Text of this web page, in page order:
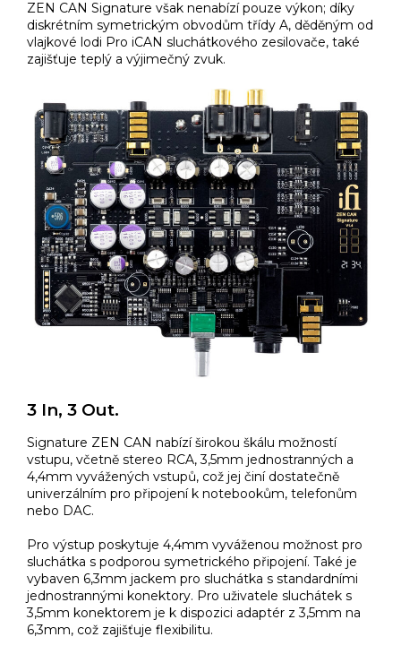
ZEN CAN Signature však nenabízí pouze výkon; díky
diskrétním symetrickým obvodům třídy A, děděným od
vlajkové lodi Pro iCAN sluchátkového zesilovače, také
zajišťuje teplý a výjimečný zvuk.
3 In, 3 Out.
Signature ZEN CAN nabízí širokou škálu možností
vstupu, včetně stereo RCA, 3,5mm jednostranných a
4,4mm vyvážených vstupů, což jej činí dostatečně
univerzálním pro připojení k notebookům, telefonům
nebo DAC.
Pro výstup poskytuje 4,4mm vyváženou možnost pro
sluchátka s podporou symetrického připojení. Také je
vybaven 6,3mm jackem pro sluchátka s standardními
jednostrannými konektory. Pro uživatele sluchátek s
3,5mm konektorem je k dispozici adaptér z 3,5mm na
6,3mm, což zajišťuje flexibilitu.